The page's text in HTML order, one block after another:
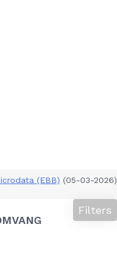
(EBB) (05-03-2026)
Filters